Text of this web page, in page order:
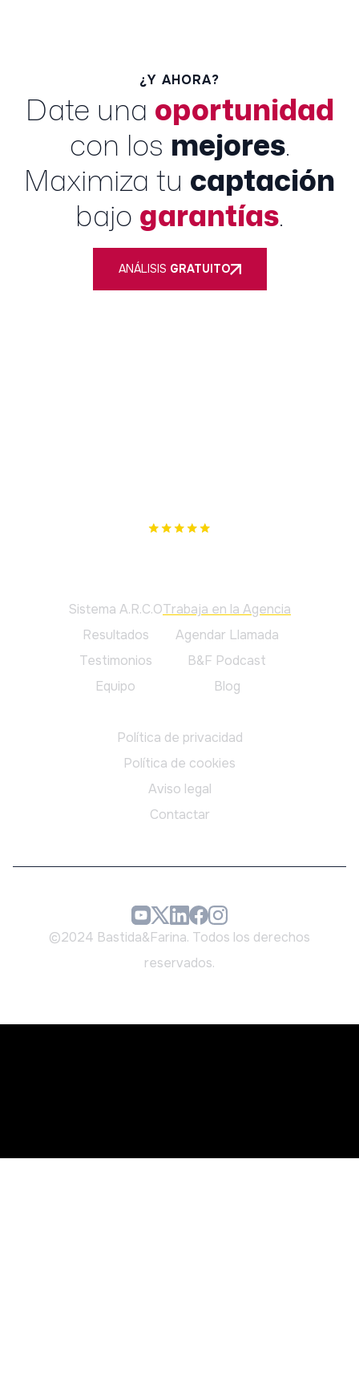
¿Y AHORA?
Date una oportunidad
con los mejores.
Maximiza tu captación
bajo garantías.
ANÁLISIS GRATUITO
Sistema A.R.C.O
Resultados
Testimonios
Equipo
Trabaja en la Agencia
Agendar Llamada
B&F Podcast
Blog
Política de privacidad
Política de cookies
Aviso legal
Contactar
©2024 Bastida&Farina. Todos los derechos
reservados.